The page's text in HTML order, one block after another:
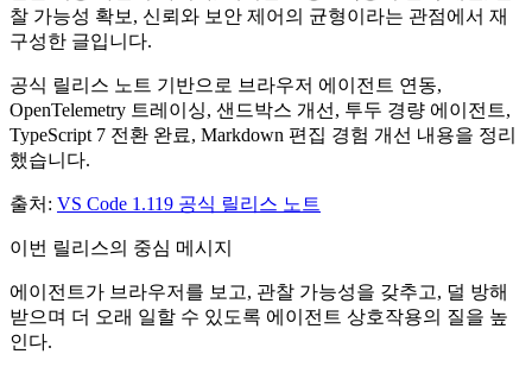
찰 가능성 확보, 신뢰와 보안 제어의 균형이라는 관점에서 재
구성한 글입니다.
공식 릴리스 노트 기반으로 브라우저 에이전트 연동,
OpenTelemetry 트레이싱, 샌드박스 개선, 투두 경량 에이전트,
TypeScript 7 전환 완료, Markdown 편집 경험 개선 내용을 정리
했습니다.
출처: VS Code 1.119 공식 릴리스 노트
이번 릴리스의 중심 메시지
에이전트가 브라우저를 보고, 관찰 가능성을 갖추고, 덜 방해
받으며 더 오래 일할 수 있도록 에이전트 상호작용의 질을 높
인다.